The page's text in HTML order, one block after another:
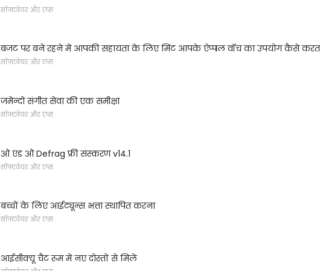
सॉफ्टवेयर और एप्स
बजट पर बने रहने में आपकी सहायता के लिए मिंट आपके ऐप्पल वॉच का उपयोग कैसे
सॉफ्टवेयर और एप्स
जमेन्दो संगीत सेवा की एक समीक्षा
सॉफ्टवेयर और एप्स
ओ एंड ओ Defrag फ्री संस्करण v14.1
सॉफ्टवेयर और एप्स
बच्चों के लिए आईट्यून्स भत्ता स्थापित करना
सॉफ्टवेयर और एप्स
आईसीक्यू चैट रूम में नए दोस्तों से मिलें